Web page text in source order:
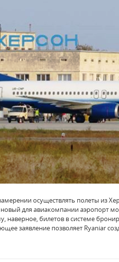
осуществлять полеты из
для авиакомпании аэропорт
наверное, билетов в системе
заявление позволяет Ryaniar